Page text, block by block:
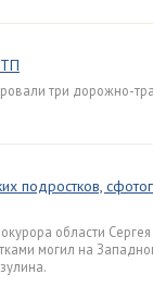
три дорожно-
подростков,
области
могил на